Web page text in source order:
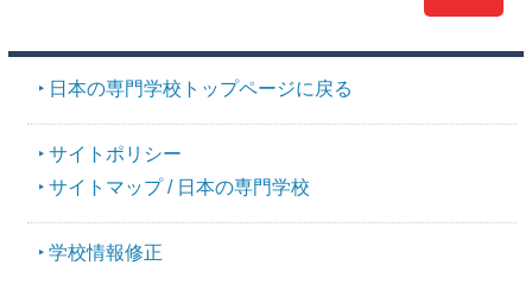
日本の専門学校トップページに戻る
サイトポリシー
サイトマップ / 日本の専門学校
学校情報修正